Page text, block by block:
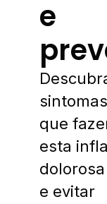
e
que
esta
e evitar